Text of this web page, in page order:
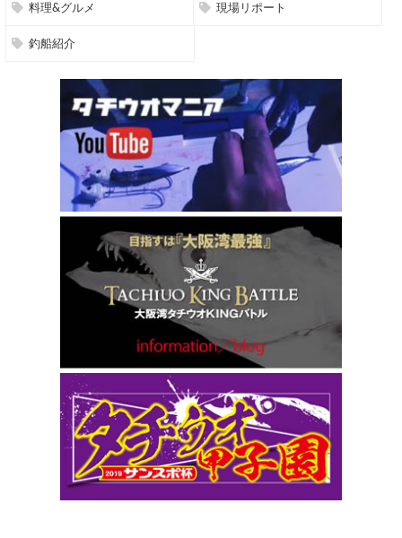
料理&グルメ 現場リポート
釣船紹介